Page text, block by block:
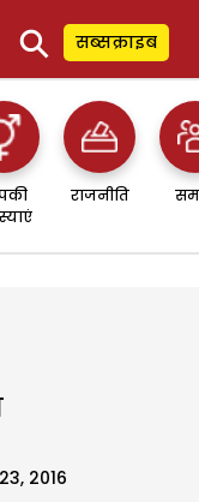
⚲ सब्सक्राइब
राजनीति
2016